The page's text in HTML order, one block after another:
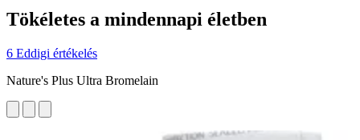
Tökéletes a mindennapi életben
6 Eddigi értékelés
Nature's Plus Ultra Bromelain